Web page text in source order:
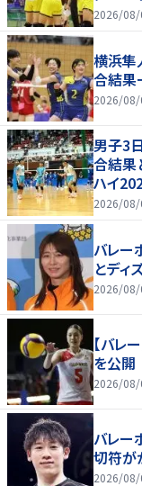
2026/08/
横浜隼
合結果
2026/08/
男子3
合結果
ハイ
2026/08/
バレー
とデ
2026/08/
【バレ
を公開
2026/08/
バレ
切符が
2026/08/